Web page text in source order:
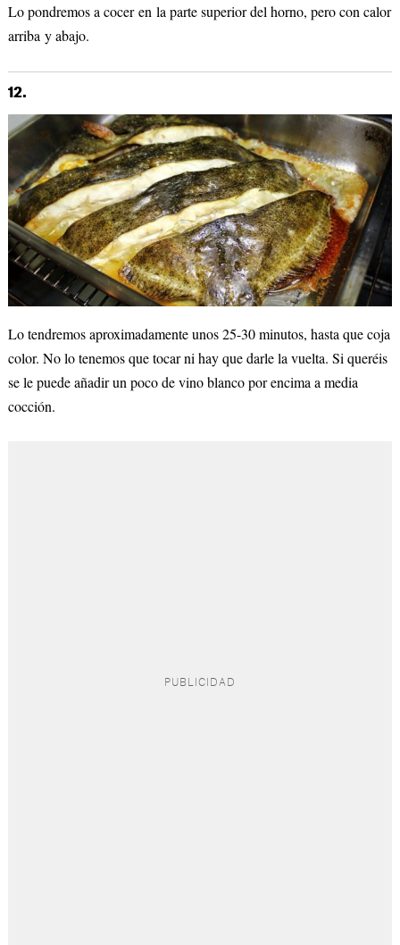
Lo pondremos a cocer en la parte superior del horno, pero con calor
arriba y abajo.
12.
Lo tendremos aproximadamente unos 25-30 minutos, hasta que coja
color. No lo tenemos que tocar ni hay que darle la vuelta. Si queréis
se le puede añadir un poco de vino blanco por encima a media
cocción.